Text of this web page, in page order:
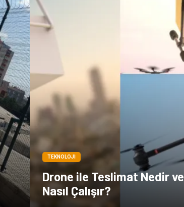
TEKNOLOJI
Drone ile Teslimat Nedir ve
Nasıl Çalışır?